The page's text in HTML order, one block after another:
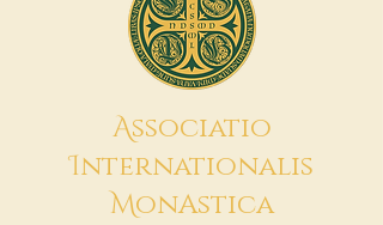
Associatio
Internationalis
MonAstica